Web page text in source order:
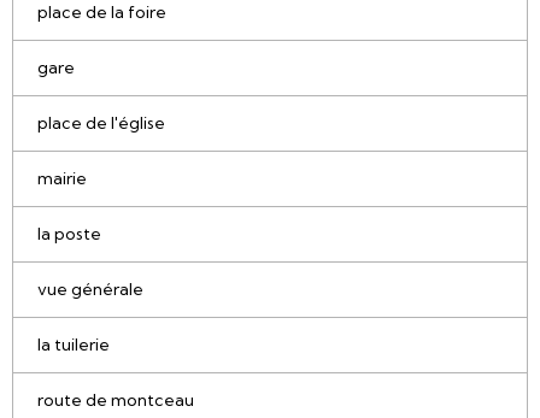
place de la foire
gare
place de l'église
mairie
la poste
vue générale
la tuilerie
route de montceau